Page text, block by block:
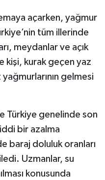
açarken, yağmur
tüm illerinde
meydanlar ve açık
kişi, kurak geçen yaz
gelmesi
Türkiye genelinde son
bir azalma
baraj doluluk oranları
Uzmanlar, su
konusunda